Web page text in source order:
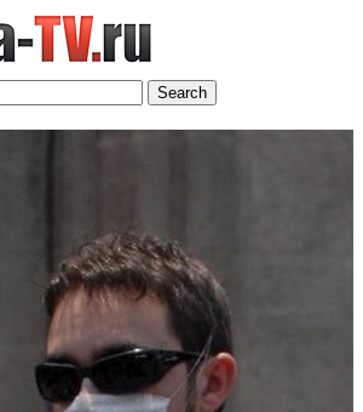
Search